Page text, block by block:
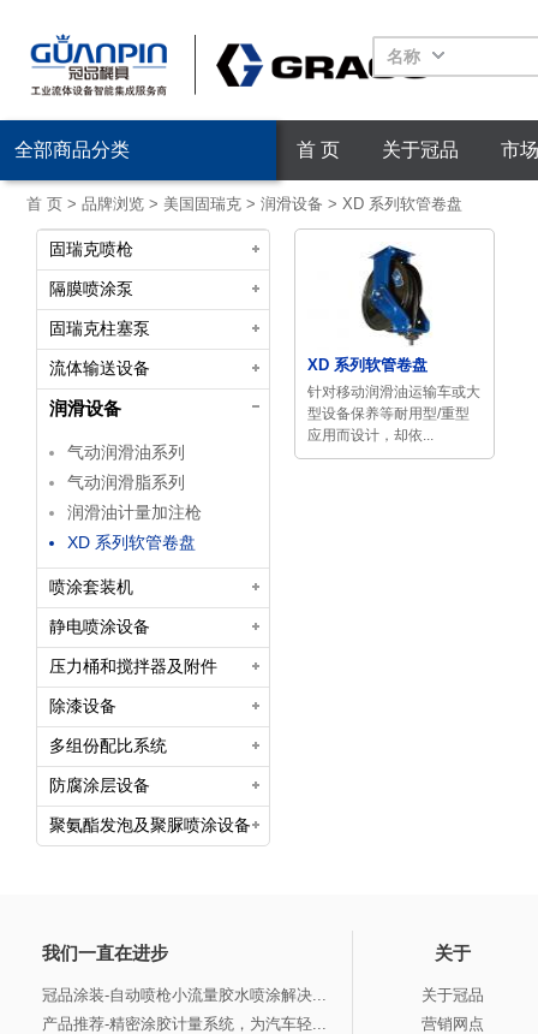
名称
首 页 关于冠品 市
全部商品分类
首 页> 品牌浏览> 美国固瑞克> 润滑设备 > XD 系列软管卷盘
固瑞克喷枪
隔膜喷涂泵
固瑞克柱塞泵
流体输送设备
润滑设备
气动润滑油系列
气动润滑脂系列
润滑油计量加注枪
XD 系列软管卷盘
喷涂套装机
静电喷涂设备
压力桶和搅拌器及附件
除漆设备
多组份配比系统
防腐涂层设备
聚氨酯发泡及聚脲喷涂设备
XD 系列软管卷盘
针对移动润滑油运输车或大
型设备保养等耐用型/重型
应用而设计，却依...
我们一直在进步
冠品涂装-自动喷枪小流量胶水喷涂解决...
产品推荐-精密涂胶计量系统，为汽车轻...
关于
关于冠品
营销网点